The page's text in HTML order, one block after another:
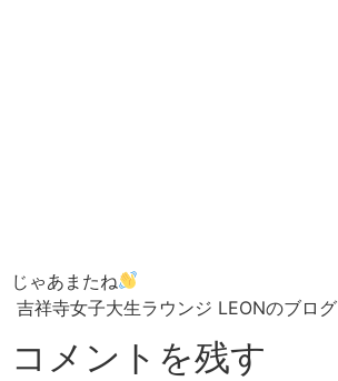
じゃあまたね
吉祥寺女子大生ラウンジ LEONのブログ
コメントを残す